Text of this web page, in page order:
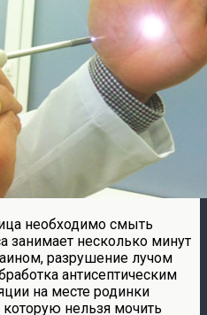
необходимо смыть
занимает несколько минут
разрушение лучом
антисептическим
на месте родинки
которую нельзя мочить